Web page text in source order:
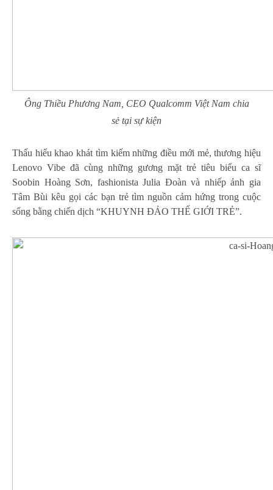
Ông Thiều Phương Nam, CEO Qualcomm Việt Nam chia
sẻ tại sự kiện
Thấu hiểu khao khát tìm kiếm những điều mới mẻ, thương hiệu
Lenovo Vibe đã cùng những gương mặt trẻ tiêu biểu ca sĩ
Soobin Hoàng Sơn, fashionista Julia Đoàn và nhiếp ảnh gia
Tâm Bùi kêu gọi các bạn trẻ tìm nguồn cảm hứng trong cuộc
sống bằng chiến dịch “KHUYNH ĐẢO THẾ GIỚI TRẺ”.